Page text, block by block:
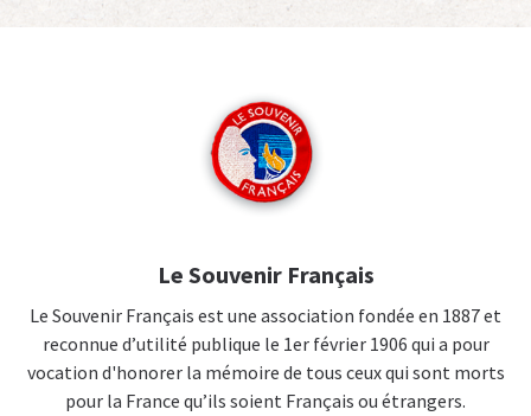
Le Souvenir Français
Le Souvenir Français est une association fondée en 1887 et
reconnue d’utilité publique le 1er février 1906 qui a pour
vocation d'honorer la mémoire de tous ceux qui sont morts
pour la France qu’ils soient Français ou étrangers.